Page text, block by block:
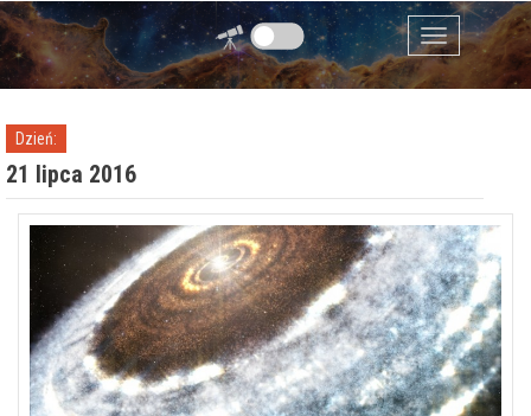
Przejdź do zawartości
Menu
Dzień:
21 lipca 2016